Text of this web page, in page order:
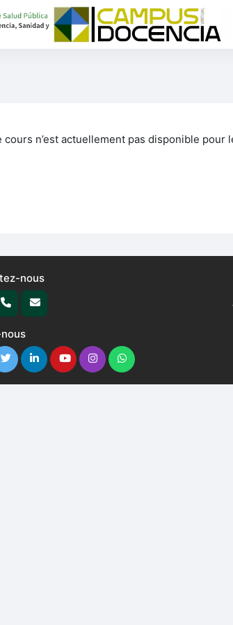
cours n’est actuellement pas disponible pour
nous